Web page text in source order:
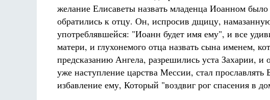
желание Елисаветы назвать младенца Иоанном
обратились к отцу. Он, испросив дщицу,
употреблявшейся: "Иоанн будет имя ему", и все
матери, и глухонемого отца назвать сына именем,
предсказанию Ангела, разрешились уста Захарии,
уже наступление царства Мессии, стал
избавление ему, Который "воздвиг рог спасения в